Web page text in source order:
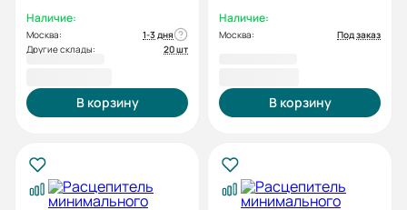
контроллером BA99-40-
0UT4 (380В AC)
Наличие:
Москва:
1-3 дня
Другие склады:
20 шт
В корзину
AC )
Наличие:
Москва: Под заказ
В корзину